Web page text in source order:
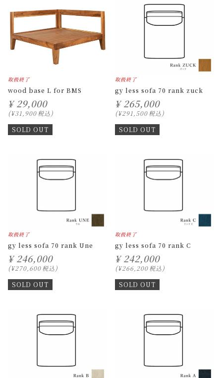
取扱終了
wood base L for BMS
¥ 29,000
¥31,900税込
SOLD OUT
取扱終了
gy less sofa 70 rank zuck
¥ 265,000
¥291,500税込
SOLD OUT
取扱終了
gy less sofa 70 rank Une
¥ 246,000
¥270,600税込
SOLD OUT
取扱終了
gy less sofa 70 rank C
¥ 242,000
¥266,200税込
SOLD OUT